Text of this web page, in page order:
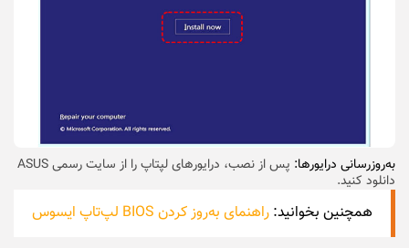
به‌روزرسانی درایورها:
پس از نصب، درایورهای لپتاپ را از سایت رسمی ASUS
دانلود کنید.
همچنین بخوانید: راهنمای به‌روز کردن BIOS لپ‌تاپ ایسوس